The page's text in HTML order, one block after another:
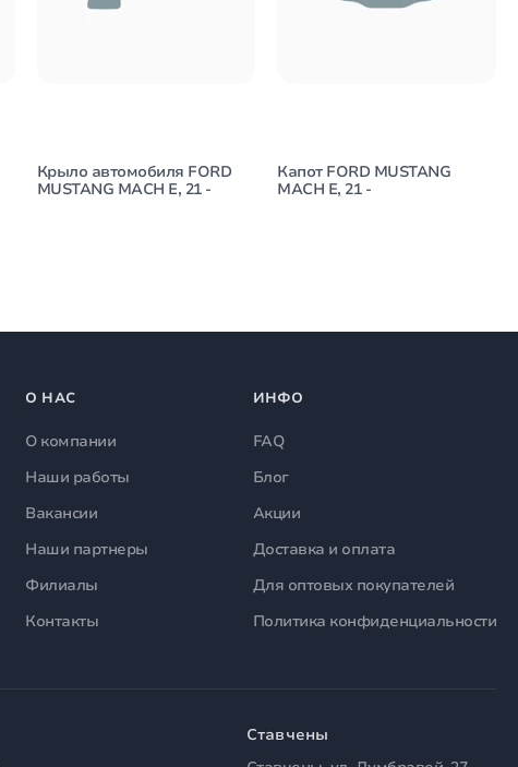
Крыло автомобиля FORD
MUSTANG MACH E, 21 -
Капот FORD MUSTANG
MACH E, 21 -
О НАС
О компании
Наши работы
Вакансии
Наши партнеры
Филиалы
Контакты
ИНФО
FAQ
Блог
Акции
Доставка и оплата
Для оптовых покупателей
Политика конфиденциальности
Ставчены